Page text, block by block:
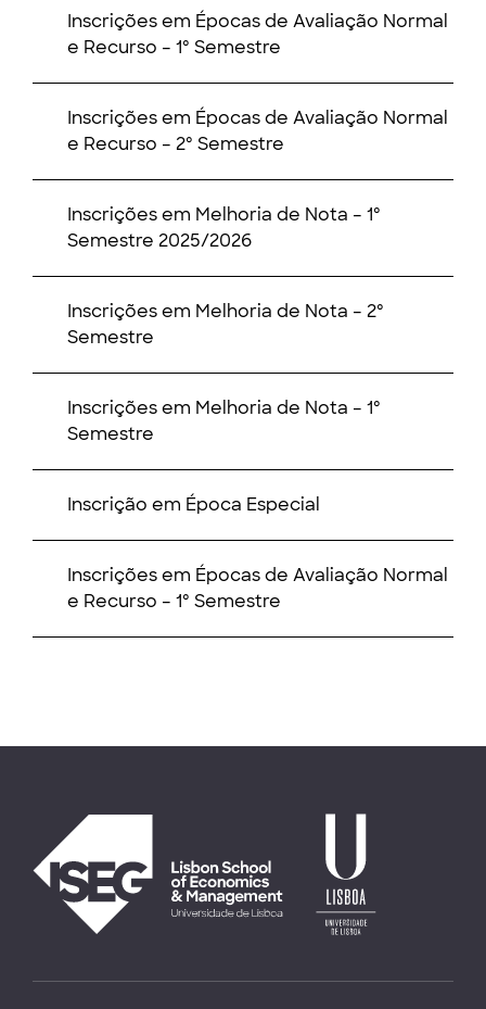
Inscrições em Épocas de Avaliação Normal
e Recurso – 1º Semestre
Inscrições em Épocas de Avaliação Normal
e Recurso – 2º Semestre
Inscrições em Melhoria de Nota – 1º
Semestre 2025/2026
Inscrições em Melhoria de Nota – 2º
Semestre
Inscrições em Melhoria de Nota – 1º
Semestre
Inscrição em Época Especial
Inscrições em Épocas de Avaliação Normal
e Recurso – 1º Semestre